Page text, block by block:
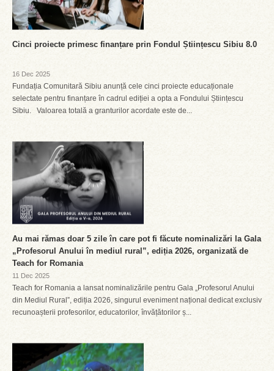
Cinci proiecte primesc finanțare prin Fondul Științescu Sibiu 8.0
16 Dec 2025
Fundația Comunitară Sibiu anunță cele cinci proiecte educaționale
selectate pentru finanțare în cadrul ediției a opta a Fondului Științescu
Sibiu. Valoarea totală a granturilor acordate este de...
Au mai rămas doar 5 zile în care pot fi făcute nominalizări la Gala
„Profesorul Anului în mediul rural”, ediția 2026, organizată de
Teach for Romania
11 Dec 2025
Teach for Romania a lansat nominalizările pentru Gala „Profesorul Anului
din Mediul Rural”, ediția 2026, singurul eveniment național dedicat exclusiv
recunoașterii profesorilor, educatorilor, învățătorilor ș...